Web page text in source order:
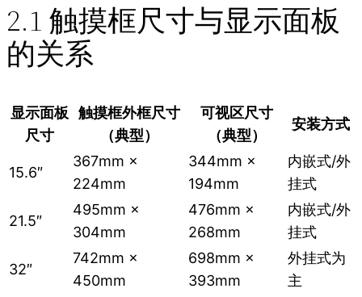
2.1 触摸框尺寸与显示面板
的关系
显示面板
尺寸
触摸框外框尺寸
（典型）
可视区尺寸
（典型）
安装方式
15.6″
367mm ×
224mm
344mm ×
194mm
内嵌式/外
挂式
21.5″
495mm ×
304mm
476mm ×
268mm
内嵌式/外
挂式
32″
742mm ×
450mm
698mm ×
393mm
外挂式为
主